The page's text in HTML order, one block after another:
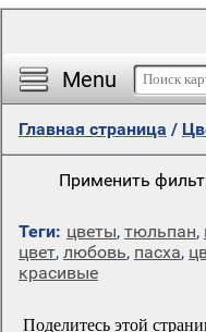
Menu
Главная страница /
Применить
Теги: цветы, тюльпан,
цвет, любовь, пасха,
красивые